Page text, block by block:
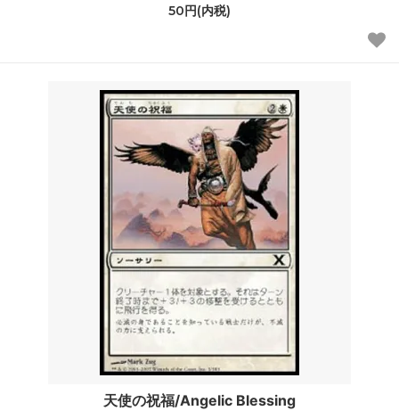
50円(内税)
天使の祝福/Angelic Blessing